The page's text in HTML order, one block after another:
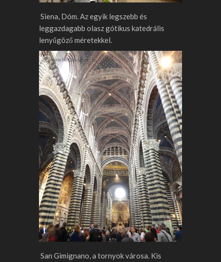
Siena, Dóm. Az egyik legszebb és
leggazdagabb olasz gótikus katedrális
lenyűgöző méretekkel.
San Gimignano, a tornyok városa. Kis